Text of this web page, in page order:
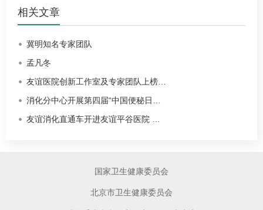
相关文章
冀明知名专家团队
孟凡冬
友谊医院创新工作室及专家团队上榜…
消化分中心开展第四届“中国便秘日…
友谊消化直通车开进友谊平谷医院 …
国家卫生健康委员会
北京市卫生健康委员会